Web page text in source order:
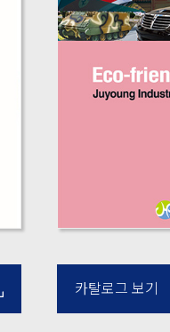
카탈로그 보기